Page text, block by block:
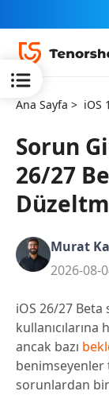
iOS için
ReiBoot
PDNob
iAnyGo
Ana Sayfa > iOS
Sorun
26/27
Murat
2026-08-
iOS 26/27 Beta
kullanıcılarına
ancak bazı
sorunlardan